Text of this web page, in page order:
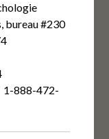
bureau #230
1-888-472-